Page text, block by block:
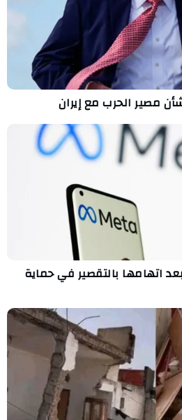
مصير الحرب مع إيران
اتهامها بالتقصير في حماية